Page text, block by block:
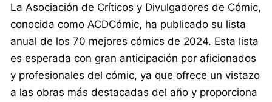
La Asociación de Críticos y Divulgadores de Cómic,
conocida como ACDCómic, ha publicado su lista
anual de los 70 mejores cómics de 2024. Esta lista
es esperada con gran anticipación por aficionados
y profesionales del cómic, ya que ofrece un vistazo
a las obras más destacadas del año y proporciona